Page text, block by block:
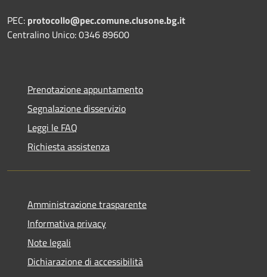
PEC: protocollo@pec.comune.clusone.bg.it
Centralino Unico: 0346 89600
Prenotazione appuntamento
Segnalazione disservizio
Leggi le FAQ
Richiesta assistenza
Amministrazione trasparente
Informativa privacy
Note legali
Dichiarazione di accessibilità